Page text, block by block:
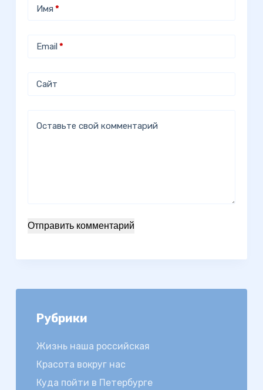
Имя *
Email*
Сайт
Оставьте свой комментарий
Отправить комментарий
Рубрики
Жизнь наша российская
Красота вокруг нас
Куда пойти в Петербурге